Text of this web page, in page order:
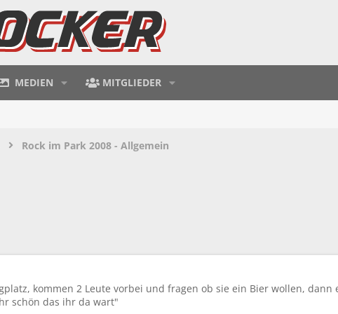
MEDIEN MITGLIEDER
Rock im Park 2008 - Allgemein
kommen 2 Leute vorbei und fragen ob sie ein Bier wollen, dann
schön das ihr da wart"